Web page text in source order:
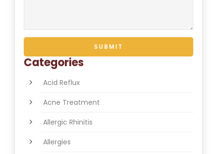
Categories
Acid Reflux
Acne Treatment
Allergic Rhinitis
Allergies